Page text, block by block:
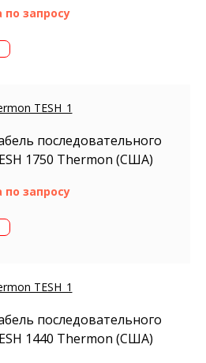
по запросу
последовательного
1750 Thermon (США)
по запросу
последовательного
1440 Thermon (США)